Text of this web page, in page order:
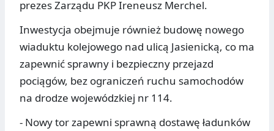
prezes Zarządu PKP Ireneusz Merchel.
Inwestycja obejmuje również budowę nowego
wiaduktu kolejowego nad ulicą Jasienicką, co ma
zapewnić sprawny i bezpieczny przejazd
pociągów, bez ograniczeń ruchu samochodów
na drodze wojewódzkiej nr 114.
- Nowy tor zapewni sprawną dostawę ładunków